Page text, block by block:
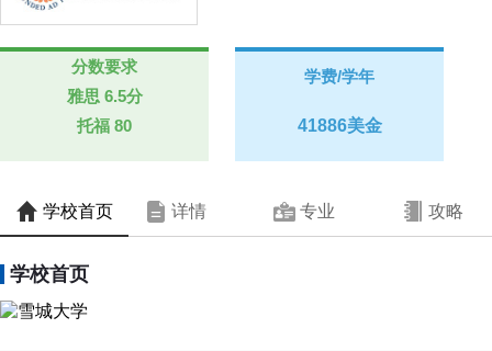
分数要求
雅思 6.5分
托福 80
学费/学年
41886美金
学校首页 详情 专业 攻略
学校首页